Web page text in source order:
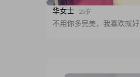
华女士 25岁
不用你多完美，我喜欢就好